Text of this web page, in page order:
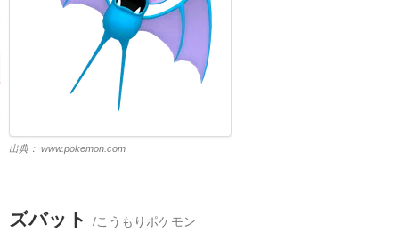
出典： www.pokemon.com
ズバット /こうもりポケモン